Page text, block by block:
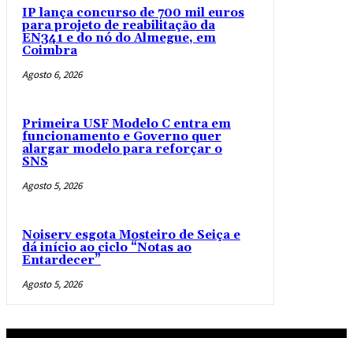
IP lança concurso de 700 mil euros
para projeto de reabilitação da
EN341 e do nó do Almegue, em
Coimbra
Agosto 6, 2026
Primeira USF Modelo C entra em
funcionamento e Governo quer
alargar modelo para reforçar o
SNS
Agosto 5, 2026
Noiserv esgota Mosteiro de Seiça e
dá início ao ciclo “Notas ao
Entardecer”
Agosto 5, 2026